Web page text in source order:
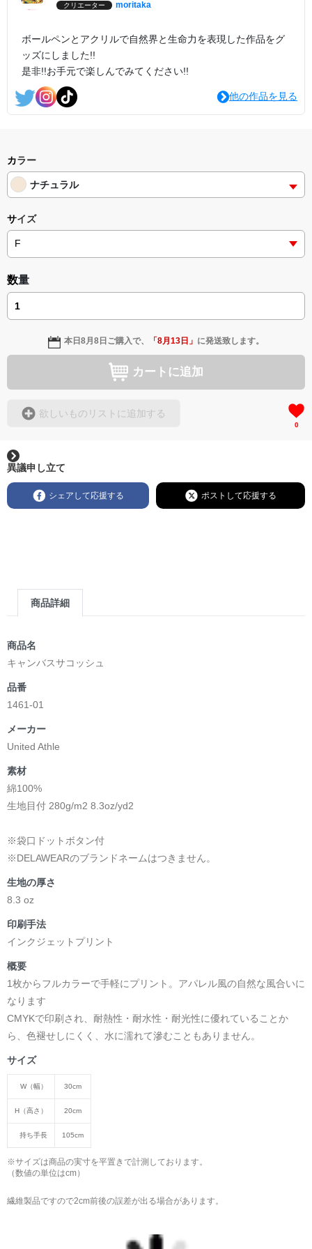
クリエーター moritaka
ボールペンとアクリルで自然界と生命力を表現した作品をグ
ッズにしました!!
是非!!お手元で楽しんでみてください!!
他の作品を見る
カラー
ナチュラル
サイズ
数量
本日8月8日 ご購入で、 「8月13日 」 に発送致します。
カートに追加
欲しいものリストに追加する
0
異議申し立て
シェアして応援する ポストして応援する
商品詳細
商品名
キャンバスサコッシュ
品番
1461-01
メーカー
United Athle
素材
綿100%
生地目付 280g/m2 8.3oz/yd2
※袋口ドットボタン付
※DELAWEARのブランドネームはつきません。
生地の厚さ
8.3 oz
印刷手法
インクジェットプリント
概要
1枚からフルカラーで手軽にプリント。アパレル風の自然な風合いに
なります
CMYKで印刷され、耐熱性・耐水性・耐光性に優れていることか
ら、色褪せしにくく、水に濡れて滲むこともありません。
サイズ
W（幅） 30cm
H（高さ） 20cm
持ち手長 105cm
※サイズは商品の実寸を平置きで計測しております。
（数値の単位はcm）
繊維製品ですので2cm前後の誤差が出る場合があります。